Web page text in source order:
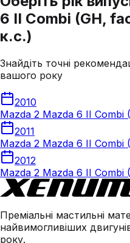
6 II Combi (GH,
к.с.)
Знайдіть точні
вашого року
2010
Mazda 2 Mazda 6 II Combi
2011
Mazda 2 Mazda 6 II Combi
2012
Mazda 2 Mazda 6 II Combi
Преміальні мастильні
найвимогливіших
року.